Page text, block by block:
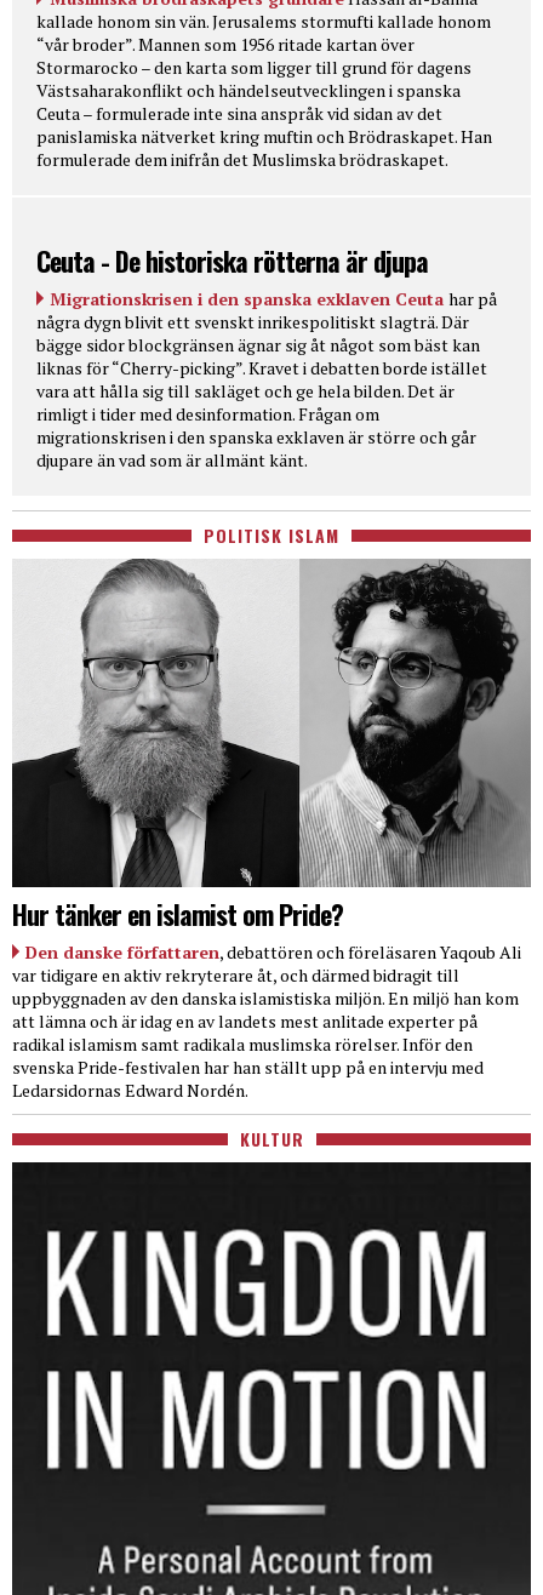
kallade honom sin vän. Jerusalems stormufti kallade honom
“vår broder”. Mannen som 1956 ritade kartan över
Stormarocko – den karta som ligger till grund för dagens
Västsaharakonflikt och händelseutvecklingen i spanska
Ceuta – formulerade inte sina anspråk vid sidan av det
panislamiska nätverket kring muftin och Brödraskapet. Han
formulerade dem inifrån det Muslimska brödraskapet.
Ceuta - De historiska rötterna är djupa
Migrationskrisen i den spanska exklaven Ceuta har på
några dygn blivit ett svenskt inrikespolitiskt slagträ. Där
bägge sidor blockgränsen ägnar sig åt något som bäst kan
liknas för “Cherry-picking”. Kravet i debatten borde istället
vara att hålla sig till sakläget och ge hela bilden. Det är
rimligt i tider med desinformation. Frågan om
migrationskrisen i den spanska exklaven är större och går
djupare än vad som är allmänt känt.
POLITISK ISLAM
Hur tänker en islamist om Pride?
Den danske författaren, debattören och föreläsaren Yaqoub Ali
var tidigare en aktiv rekryterare åt, och därmed bidragit till
uppbyggnaden av den danska islamistiska miljön. En miljö han kom
att lämna och är idag en av landets mest anlitade experter på
radikal islamism samt radikala muslimska rörelser. Inför den
svenska Pride-festivalen har han ställt upp på en intervju med
Ledarsidornas Edward Nordén.
KULTUR